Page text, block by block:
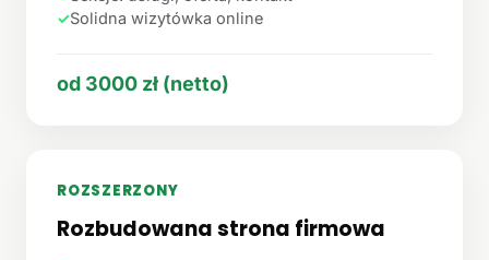
✓Solidna wizytówka online
od 3000 zł (netto)
ROZSZERZONY
Rozbudowana strona firmowa